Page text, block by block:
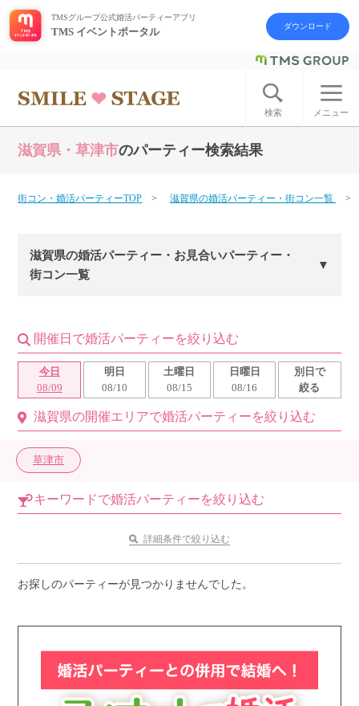
ログイン アカウント登録
はじめての方へ
今週の婚活パーティー
よくあるご質問
お問い合わせ
利用規約
個人情報保護方針launch
子どもの安全基準に関するポリシー
公式アカウントで最新情報を配信中！
約1,300店の中から
おすすめの優良結婚相談所をご紹介
TMSグループ公式婚活パーティーアプリ
TMS イベントポータル ダウンロード
検索 メニュー
滋賀県・草津市のパーティー検索結果
街コン・婚活パーティーTOP 滋賀県の婚活パーティー・街コン一覧
滋賀県の婚活パーティー・お見合いパーティー・
街コン一覧
開催日で婚活パーティーを絞り込む
今日
08/09
明日
08/10
土曜日
08/15
日曜日
08/16
別日で
絞る
滋賀県の開催エリアで婚活パーティーを絞り込む
草津市
キーワードで婚活パーティーを絞り込む
詳細条件で絞り込む
お探しのパーティーが見つかりませんでした。